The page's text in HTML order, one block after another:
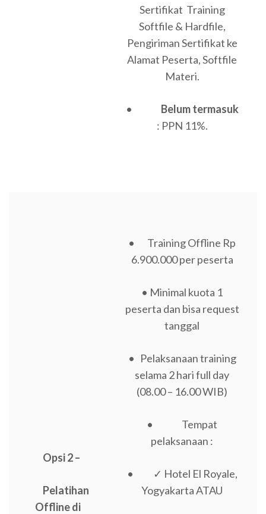
Sertifikat Training
Softfile & Hardfile,
Pengiriman Sertifikat ke
Alamat Peserta, Softfile
Materi.
• Belum termasuk
: PPN 11%.
Opsi 2 –
Pelatihan
Offline di
• Training Offline Rp
6.900.000 per peserta
• Minimal kuota 1
peserta dan bisa request
tanggal
• Pelaksanaan training
selama 2 hari full day
(08.00 – 16.00 WIB)
• Tempat
pelaksanaan :
• ✓ Hotel El Royale,
Yogyakarta ATAU